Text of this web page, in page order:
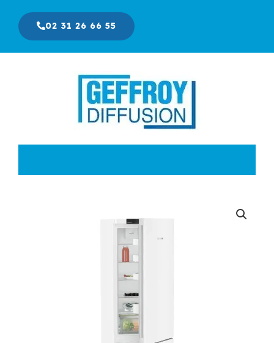
contenu
02 31 26 66 55
prix
actuel
est :
899,00 €.